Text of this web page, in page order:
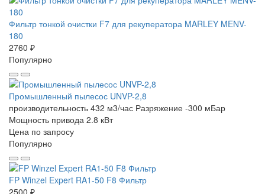
Фильтр тонкой очистки F7 для рекуператора MARLEY MENV-
180
2760 ₽
Популярно
Промышленный пылесос UNVP-2,8
производительность 432 м3/час Разряжение -300 мБар
Мощность привода 2.8 кВт
Цена по запросу
Популярно
FP Winzel Expert RA1-50 F8 Фильтр